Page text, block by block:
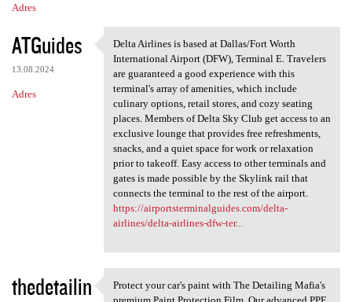
Adres
ATGuides
13.08.2024
Adres
Delta Airlines is based at
Delta Airlines is based at Dallas/Fort Worth
International Airport (DFW), Terminal E. Travelers
are guaranteed a good experience with this
terminal's array of amenities, which include
culinary options, retail stores, and cozy seating
places. Members of Delta Sky Club get access to an
exclusive lounge that provides free refreshments,
snacks, and a quiet space for work or relaxation
prior to takeoff. Easy access to other terminals and
gates is made possible by the Skylink rail that
connects the terminal to the rest of the airport.
https://airportsterminalguides.com/delta-
airlines/delta-airlines-dfw-ter...
thedetailin Protect your car's paint with
Protect your car's paint with The Detailing Mafia's